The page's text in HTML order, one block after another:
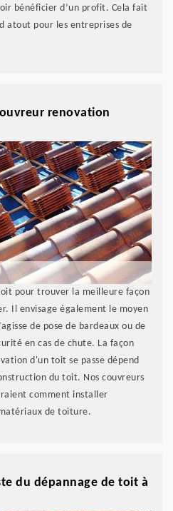
bénéficier d’un profit. Cela fait
atout pour les entreprises de
renovation
pour trouver la meilleure façon
Il envisage également le moyen
de pose de bardeaux ou de
en cas de chute. La façon
d'un toit se passe dépend
du toit. Nos couvreurs
comment installer
de toiture.
du dépannage de toit à